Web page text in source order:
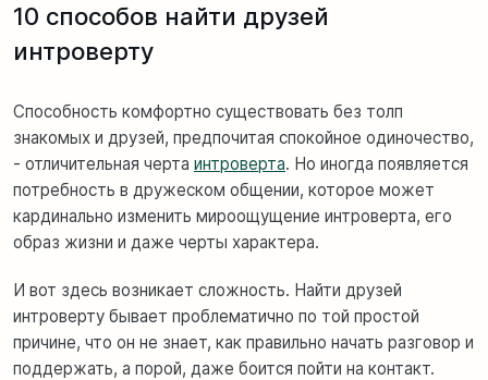
10 способов найти друзей
интроверту
Способность комфортно существовать без толп
знакомых и друзей, предпочитая спокойное одиночество,
- отличительная черта интроверта. Но иногда появляется
потребность в дружеском общении, которое может
кардинально изменить мироощущение интроверта, его
образ жизни и даже черты характера.
И вот здесь возникает сложность. Найти друзей
интроверту бывает проблематично по той простой
причине, что он не знает, как правильно начать разговор и
поддержать, а порой, даже боится пойти на контакт.